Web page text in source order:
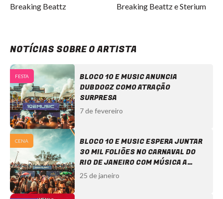
Breaking Beattz Breaking Beattz e Sterium
NOTÍCIAS SOBRE O ARTISTA
FESTA
BLOCO 10 E MUSIC ANUNCIA
DUBDOGZ COMO ATRAÇÃO
SURPRESA
7 de fevereiro
CENA
BLOCO 10 E MUSIC ESPERA JUNTAR
30 MIL FOLIÕES NO CARNAVAL DO
RIO DE JANEIRO COM MÚSICA A
ELETRÔNICA
25 de janeiro